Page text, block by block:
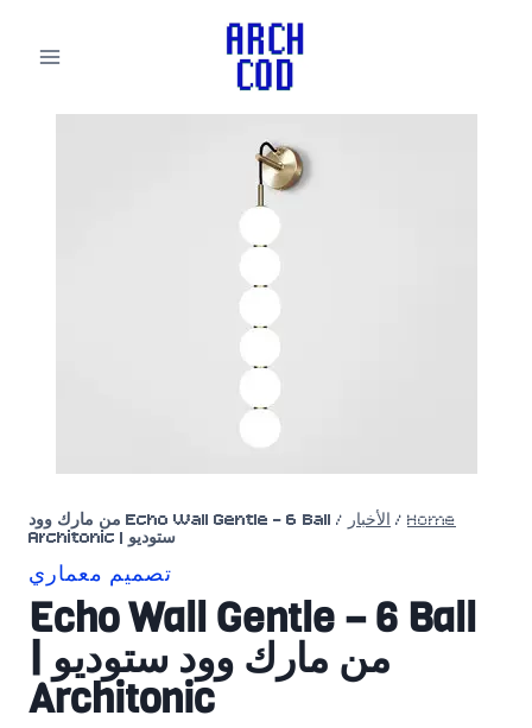
Home
/ الأخبار /
Echo Wall Gentle – 6 Ball من مارك وود
ستوديو | Architonic
تصميم معماري
Echo Wall Gentle – 6 Ball
من مارك وود ستوديو |
Architonic